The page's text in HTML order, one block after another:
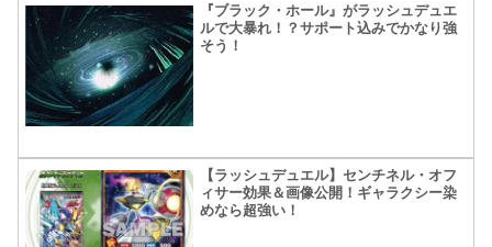
『ブラック・ホール』がラッシュデュエ
ルで大暴れ！？サポート込みでかなり強
そう！
【ラッシュデュエル】センチネル・オフ
ィサー効果＆画像公開！ギャラクシー染
めなら超強い！